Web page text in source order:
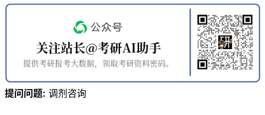
提问问题: 调剂咨询